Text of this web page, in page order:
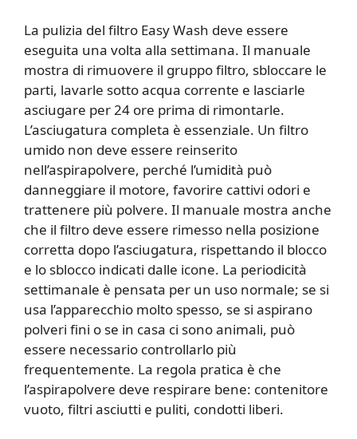
La pulizia del filtro Easy Wash deve essere
eseguita una volta alla settimana. Il manuale
mostra di rimuovere il gruppo filtro, sbloccare le
parti, lavarle sotto acqua corrente e lasciarle
asciugare per 24 ore prima di rimontarle.
L’asciugatura completa è essenziale. Un filtro
umido non deve essere reinserito
nell’aspirapolvere, perché l’umidità può
danneggiare il motore, favorire cattivi odori e
trattenere più polvere. Il manuale mostra anche
che il filtro deve essere rimesso nella posizione
corretta dopo l’asciugatura, rispettando il blocco
e lo sblocco indicati dalle icone. La periodicità
settimanale è pensata per un uso normale; se si
usa l’apparecchio molto spesso, se si aspirano
polveri fini o se in casa ci sono animali, può
essere necessario controllarlo più
frequentemente. La regola pratica è che
l’aspirapolvere deve respirare bene: contenitore
vuoto, filtri asciutti e puliti, condotti liberi.